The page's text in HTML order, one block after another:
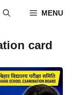
MENU
card